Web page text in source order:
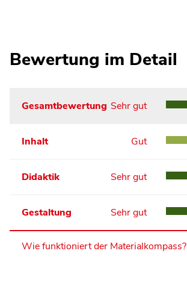
Bewertung im Detail
Gesamtbewertung Sehr gut
Inhalt Gut
Didaktik Sehr gut
Gestaltung Sehr gut
Wie funktioniert der Materialkompass?